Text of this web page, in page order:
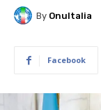
By OnuItalia
Facebook